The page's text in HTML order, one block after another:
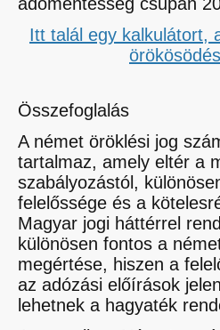
Itt talál egy kalkulátort,
Összefoglalás
A német öröklési jog
tartalmaz, amely eltér a
szabályozástól,
felelőssége és a
Magyar jogi háttérrel
különösen fontos a
megértése, hiszen a
az adózási előírások
lehetnek a hagyaték